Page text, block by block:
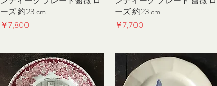
ーズ 約23 cm
価格
￥7,800
ーズ 約23 cm
価格
￥7,700